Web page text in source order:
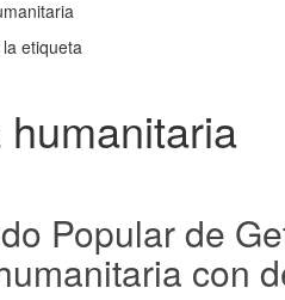
etiqueta
humanitaria
Popular de
con